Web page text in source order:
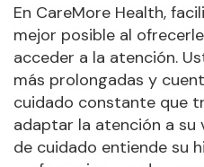
En CareMore Health,
mejor posible al
acceder a la atención.
más prolongadas y
cuidado constante que
adaptar la atención a su
de cuidado entiende su